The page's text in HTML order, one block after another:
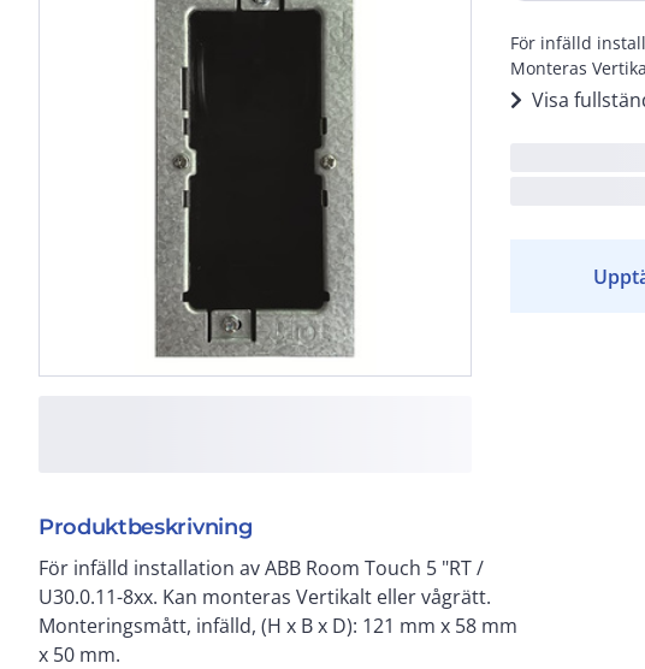
För infälld
Monteras
Visa
Produktbeskrivning
För infälld installation av ABB Room Touch 5 "RT /
U30.0.11-8xx. Kan monteras Vertikalt eller vågrätt.
Monteringsmått, infälld, (H x B x D): 121 mm x 58 mm
x 50 mm.